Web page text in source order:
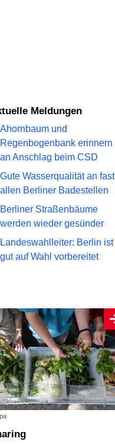
Meldungen
Ahornbaum und
Regenbogenbank erinnern
an Anschlag beim CSD
Gute Wasserqualität an fast
allen Berliner Badestellen
Berliner Straßenbäume
werden wieder gesünder
Landeswahlleiter: Berlin ist
gut auf Wahl vorbereitet